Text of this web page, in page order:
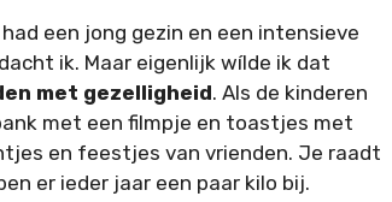
een jong gezin en een intensieve
ik. Maar eigenlijk wílde ik dat
met gezelligheid. Als de kinderen
met een filmpje en toastjes met
en feestjes van vrienden. Je raadt
er ieder jaar een paar kilo bij.